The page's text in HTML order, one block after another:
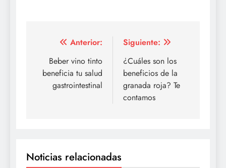
Navegación
de
entradas
Anterior:
Beber vino tinto
beneficia tu salud
gastrointestinal
Siguiente:
¿Cuáles son los
beneficios de la
granada roja? Te
contamos
Noticias relacionadas